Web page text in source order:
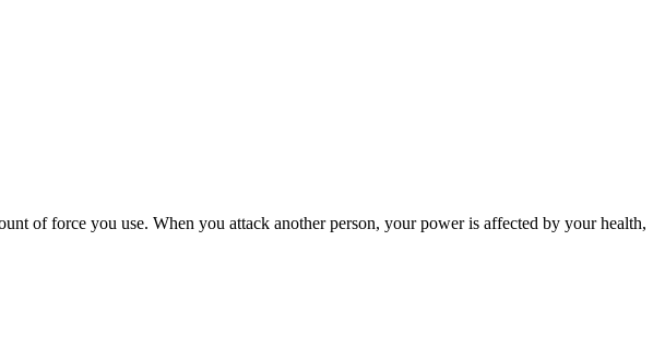
of force you use. When you attack another person, your power is affected by your health,